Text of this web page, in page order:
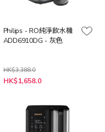
Philips - RO純淨飲水機
ADD6910DG - 灰色
HK$3,388.0
特
殊
HK$1,658.0